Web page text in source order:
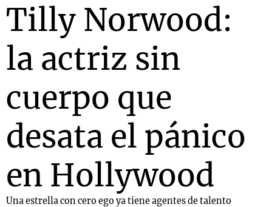
Tilly Norwood:
la actriz sin
cuerpo que
desata el pánico
en Hollywood
Una estrella con cero ego ya tiene agentes de talento